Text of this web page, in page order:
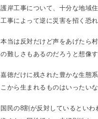
護岸工事について、十分な地域
工事によって逆に災害を招く恐
本当は反対だけど声をあげたら
の難しさもあるのだろうと想像す
嘉徳だけに残された豊かな生態
こから生まれるものはいったい
国民の8割が反対しているとい